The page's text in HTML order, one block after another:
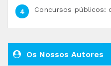
Concursos públicos:
Os Nossos Autores